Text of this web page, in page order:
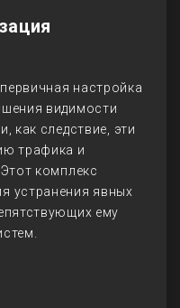
настройка
видимости
как следствие, эти
трафика и
комплекс
устранения явных
ему